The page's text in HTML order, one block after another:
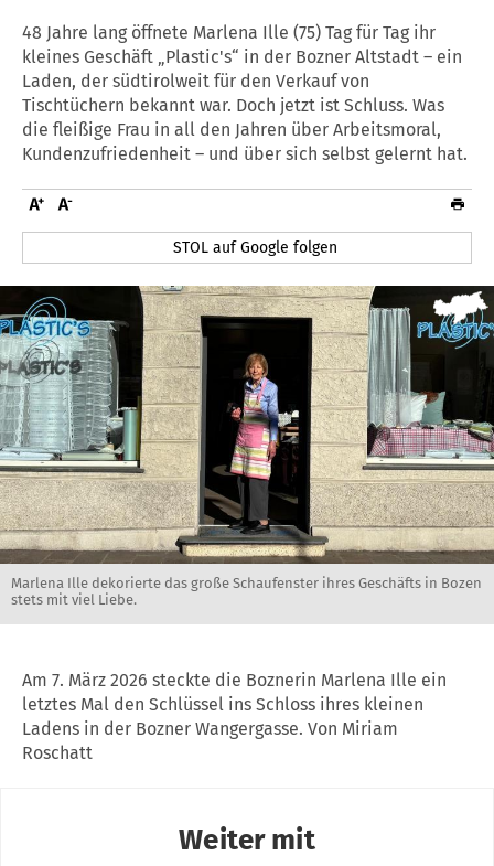
48 Jahre lang öffnete Marlena Ille (75) Tag für Tag ihr
kleines Geschäft „Plastic's“ in der Bozner Altstadt – ein
Laden, der südtirolweit für den Verkauf von
Tischtüchern bekannt war. Doch jetzt ist Schluss. Was
die fleißige Frau in all den Jahren über Arbeitsmoral,
Kundenzufriedenheit – und über sich selbst gelernt hat.
STOL auf Google folgen
Marlena Ille dekorierte das große Schaufenster ihres Geschäfts in Bozen
stets mit viel Liebe.
Am 7. März 2026 steckte die Boznerin Marlena Ille ein
letztes Mal den Schlüssel ins Schloss ihres kleinen
Ladens in der Bozner Wangergasse. Von Miriam
Roschatt